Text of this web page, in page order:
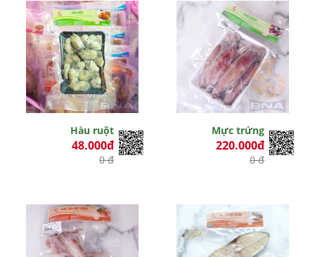
Hàu ruột
48.000đ
0 đ
Mực trứng
220.000đ
0 đ